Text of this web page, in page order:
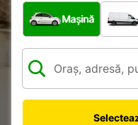
Ce tip de vehicul?
Mașină